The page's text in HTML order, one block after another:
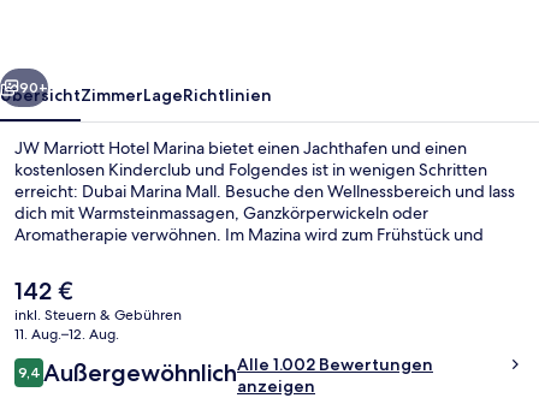
Weiter
90+
ÜbersichtZimmerLageRichtlinien
JW Marriott Hotel Marina bietet einen Jachthafen und einen
kostenlosen Kinderclub und Folgendes ist in wenigen Schritten
erreicht: Dubai Marina Mall. Besuche den Wellnessbereich und lass
dich mit Warmsteinmassagen, Ganzkörperwickeln oder
Aromatherapie verwöhnen. Im Mazina wird zum Frühstück und
bietet dieses Hotel im luxuriösen Stil 2 Bars/Lounges, einen
Außenpool und eine Poolbar. Andere Reisende haben viel Gutes
über das hilfsbereite Personal zu berichten. Die öffentlichen
Verkehrsmittel sind nur einen kurzen Fußmarsch entfernt: Zur
Straßenbahnhaltestelle Dubai Marina Mall sind es 5 Minuten und zur
Dubai Marina U-Bahn-Station 12 Minuten.
Der
aktuelle
Preis
142 €.
142 €
inkl. Steuern & Gebühren
11. Aug.–12. Aug.
Bewertungen
9,49,4 von 10.
AußergewöhnlichAlle 1.002 Bewertungen
anzeigen